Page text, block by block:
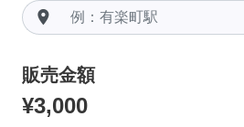
room
販売金額
¥3,000